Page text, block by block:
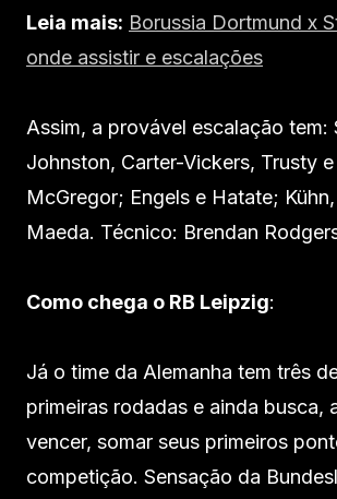
Leia mais: Borussia Dortmund x
onde assistir e escalações
Assim, a provável escalação tem:
Johnston, Carter-Vickers, Trusty e
McGregor; Engels e Hatate;
Maeda. Técnico: Brendan
Como chega o RB Leipzig:
Já o time da Alemanha tem três
primeiras rodadas e ainda busca,
vencer, somar seus primeiros
competição. Sensação da